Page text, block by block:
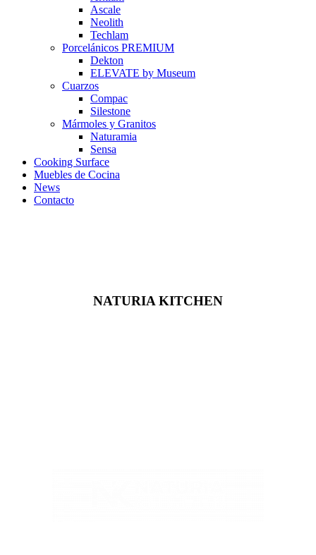
Ascale
Neolith
Techlam
Porcelánicos PREMIUM
Dekton
ELEVATE by Museum
Cuarzos
Compac
Silestone
Mármoles y Granitos
Naturamia
Sensa
Cooking Surface
Muebles de Cocina
News
Contacto
NATURIA KITCHEN